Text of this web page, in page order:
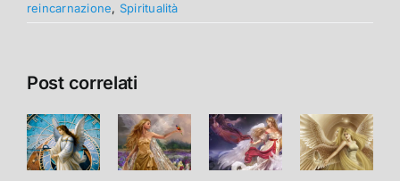
reincarnazione, Spiritualità
Post correlati